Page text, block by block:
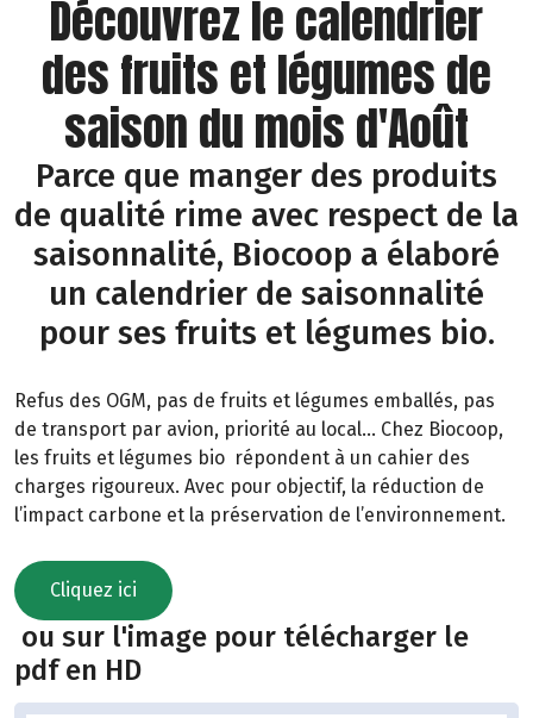
Découvrez le calendrier
des fruits et légumes de
saison du mois d'Août
Parce que manger des produits
de qualité rime avec respect de la
saisonnalité, Biocoop a élaboré
un calendrier de saisonnalité
pour ses fruits et légumes bio.
Refus des OGM, pas de fruits et légumes emballés, pas
de transport par avion, priorité au local… Chez Biocoop,
les fruits et légumes bio répondent à un cahier des
charges rigoureux. Avec pour objectif, la réduction de
l’impact carbone et la préservation de l’environnement.
Cliquez ici
ou sur l'image pour télécharger le
pdf en HD